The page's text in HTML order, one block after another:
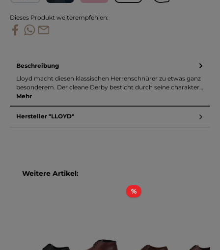
Dieses Produkt weiterempfehlen:
Beschreibung
Lloyd macht diesen klassischen Herrenschnürer zu etwas ganz
besonderem. Der cleane Derby besticht durch seine charakter…
Mehr
Hersteller "LLOYD"
Produktgalerie überspringen
Weitere Artikel:
%Rabatt